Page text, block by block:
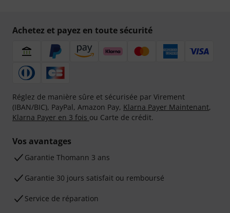
Achetez et payez en toute sécurité
Réglez de manière sûre et sécurisée par Virement
(IBAN/BIC), PayPal, Amazon Pay, Klarna Payer Maintenant,
Klarna Payer en 3 fois ou Carte de crédit.
Vos avantages
Ga­ran­tie Thomann 3 ans
Garantie 30 jours satisfait ou remboursé
Service de réparation